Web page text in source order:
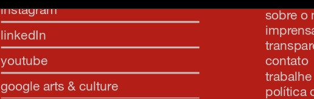
instagram
linkedIn
youtube
google arts & culture
sobre o
contato
política